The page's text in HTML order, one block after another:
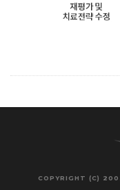
COPYRIGHT (C)